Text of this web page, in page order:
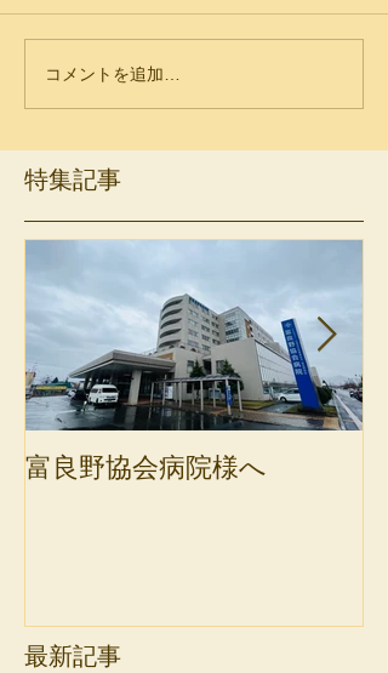
コメントを追加…
特集記事
富良野協会病院様へ
最新記事